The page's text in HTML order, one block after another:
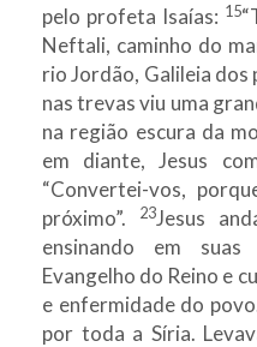
pelo profeta Isaías: 15
Neftali, caminho do
rio Jordão, Galileia dos
nas trevas viu uma
na região escura da
em diante, Jesus
“Convertei-vos,
próximo”.
23Jesus
ensinando em suas
Evangelho do Reino e
e enfermidade do
por toda a Síria.